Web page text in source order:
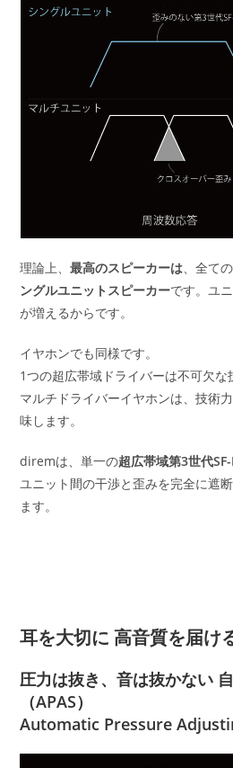
理論上、最高のスピーカーは、全て
ングルユニットスピーカーです。ユ
が増えるからです。
イヤホンでも同様です。
1つの超広帯域ドライバーは不可欠な
マルチドライバーイヤホンは、技術
味します。
diremは、単一の超広帯域第3世代
ユニット間の干渉と歪みを完全に遮
ます。
耳を大切に 高音質を届け
圧力は抜き、音は抜かない
（APAS）
Automatic Pressure